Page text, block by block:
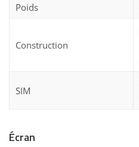
Poids
Construction
SIM
Écran